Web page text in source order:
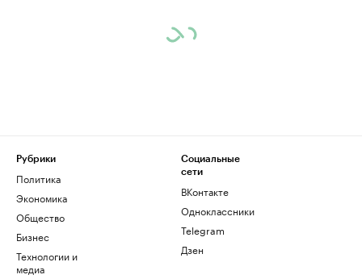
Рубрики
Политика
Экономика
Общество
Бизнес
Технологии и
медиа
Социальные
сети
ВКонтакте
Одноклассники
Telegram
Дзен